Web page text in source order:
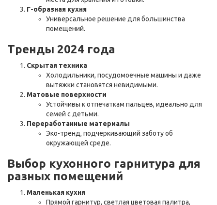
Г-образная кухня
Универсальное решение для большинства
помещений.
Тренды 2024 года
Скрытая техника
Холодильники, посудомоечные машины и даже
вытяжки становятся невидимыми.
Матовые поверхности
Устойчивы к отпечаткам пальцев, идеально для
семей с детьми.
Переработанные материалы
Эко-тренд, подчеркивающий заботу об
окружающей среде.
Выбор кухонного гарнитура для
разных помещений
Маленькая кухня
Прямой гарнитур, светлая цветовая палитра,